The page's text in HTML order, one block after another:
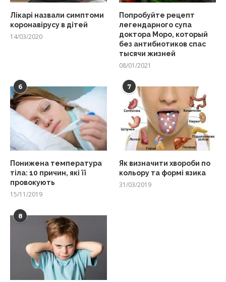
Лікарі назвали симптоми
коронавірусу в дітей
14/03/2020
Попробуйте рецепт
легендарного супа
доктора Моро, который
без антибиотиков спас
тысячи жизней
08/01/2021
6
Понижена температура
тіла: 10 причин, які її
провокують
15/11/2019
7
Як визначити хвороби по
кольору та формі язика
31/03/2019
8